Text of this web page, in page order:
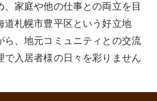
家庭や他の仕事との両立を目
札幌市豊平区という好立地
、地元コミュニティとの交流
入居者様の日々を彩りません